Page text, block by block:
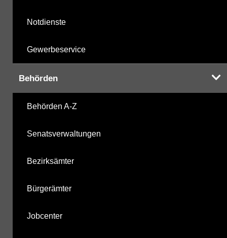
Notdienste
Gewerbeservice
Behörden
Behörden A-Z
Senatsverwaltungen
Bezirksämter
Bürgerämter
Jobcenter